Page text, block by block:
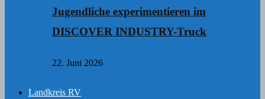
Jugendliche experimentieren im
DISCOVER INDUSTRY-Truck
22. Juni 2026
Landkreis RV